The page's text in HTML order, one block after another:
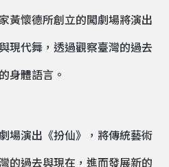
黃懷德所創立的闖劇場將演出
現代舞，透過觀察臺灣的過去
身體語言。